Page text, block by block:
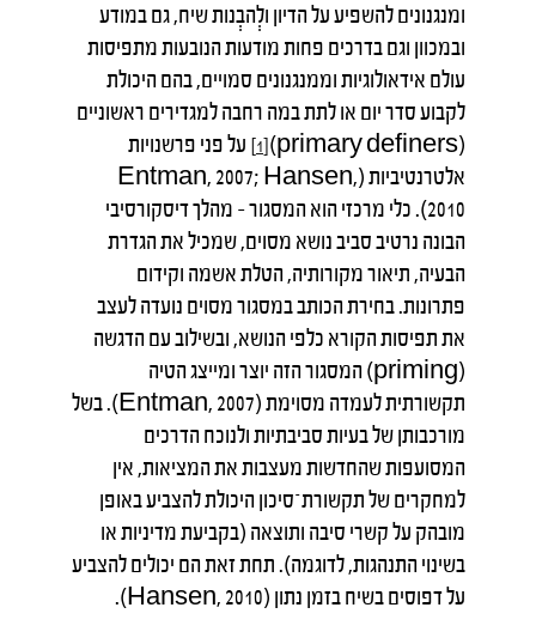
ומנגנונים להשפיע על הדיון ולְהבְנות שיח, גם במודע
ובמכוון וגם בדרכים פחות מודעות הנובעות מתפיסות
עולם אידאולוגיות וממנגנונים סמויים, בהם היכולת
לקבוע סדר יום או לתת במה רחבה למגדירים ראשוניים
(primary definers)
[1]
על פני פרשנויות
אלטרנטיביות (Entman, 2007; Hansen,
2010). כלי מרכזי הוא המסגור – מהלך דיסקורסיבי
הבונה נרטיב סביב נושא מסוים, שמכיל את הגדרת
הבעיה, תיאור מקורותיה, הטלת אשמה וקידום
פתרונות. בחירת הכותב במסגור מסוים נועדה לעצב
את תפיסות הקורא כלפי הנושא, ובשילוב עם הדגשה
(priming) המסגור הזה יוצר ומייצג הטיה
תקשורתית לעמדה מסוימת (Entman, 2007). בשל
מורכבותן של בעיות סביבתיות ולנוכח הדרכים
המסועפות שהחדשות מעצבות את המציאות, אין
למחקרים של תקשורת־סיכון היכולת להצביע באופן
מובהק על קשרי סיבה ותוצאה (בקביעת מדיניות או
בשינוי התנהגות, לדוגמה). תחת זאת הם יכולים להצביע
על דפוסים בשיח בזמן נתון (Hansen, 2010).